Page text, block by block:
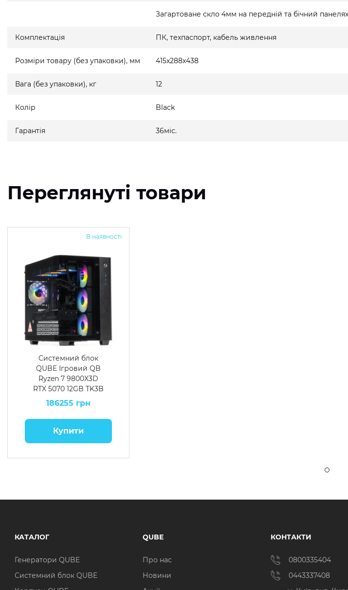
Загартоване скло 4мм на передній та бічний панелях
Комплектація ПК, техпаспорт, кабель живлення
Розміри товару (без упаковки), мм 415x288x438
Вага (без упаковки), кг 12
Колір Black
Гарантія 36міс.
Переглянуті товари
В наявності
Системний блок
QUBE Ігровий QB
Ryzen 7 9800X3D
RTX 5070 12GB TK3B
6410
186255 грн
Купити
КАТАЛОГ
Генератори QUBE
Системний блок QUBE
QUBE
Про нас
Новини
КОНТАКТИ
0800335404
0443337408